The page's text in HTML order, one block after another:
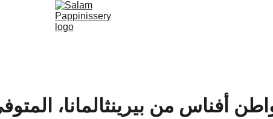
أفناس من بيرينثالمانا،